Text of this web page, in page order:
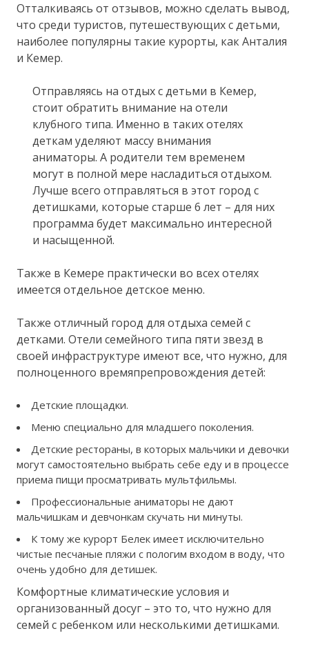
Отталкиваясь от отзывов, можно сделать вывод,
что среди туристов, путешествующих с детьми,
наиболее популярны такие курорты, как Анталия
и Кемер.
Отправляясь на отдых с детьми в Кемер,
стоит обратить внимание на отели
клубного типа. Именно в таких отелях
деткам уделяют массу внимания
аниматоры. А родители тем временем
могут в полной мере насладиться отдыхом.
Лучше всего отправляться в этот город с
детишками, которые старше 6 лет – для них
программа будет максимально интересной
и насыщенной.
Также в Кемере практически во всех отелях
имеется отдельное детское меню.
Также отличный город для отдыха семей с
детками. Отели семейного типа пяти звезд в
своей инфраструктуре имеют все, что нужно, для
полноценного времяпрепровождения детей:
Детские площадки.
Меню специально для младшего поколения.
Детские рестораны, в которых мальчики и девочки
могут самостоятельно выбрать себе еду и в процессе
приема пищи просматривать мультфильмы.
Профессиональные аниматоры не дают
мальчишкам и девчонкам скучать ни минуты.
К тому же курорт Белек имеет исключительно
чистые песчаные пляжи с пологим входом в воду, что
очень удобно для детишек.
Комфортные климатические условия и
организованный досуг – это то, что нужно для
семей с ребенком или несколькими детишками.